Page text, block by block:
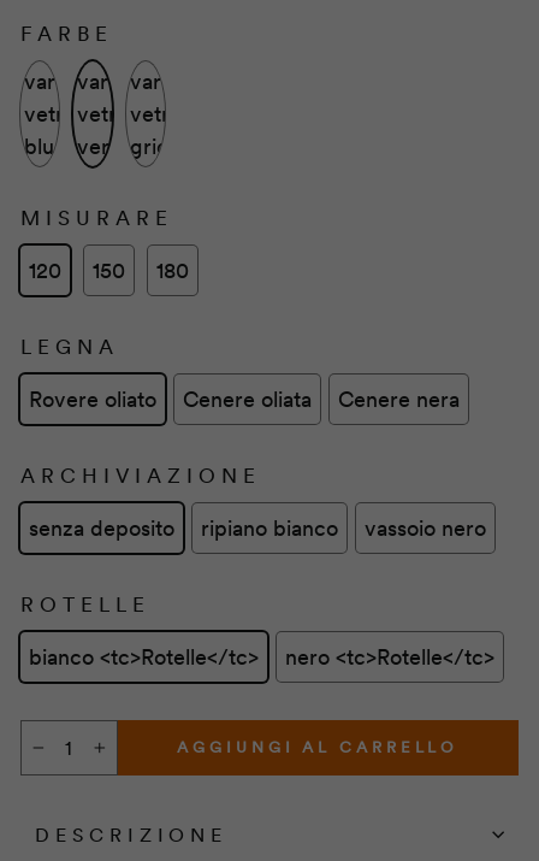
FARBE
variante
vetro
blu
variante
vetro
verde
variante
vetro
grigio
MISURARE
120 150 180
LEGNA
Rovere oliato Cenere oliata Cenere nera
ARCHIVIAZIONE
senza deposito ripiano bianco vassoio nero
ROTELLE
bianco <tc>Rotelle</tc> nero <tc>Rotelle</tc>
AGGIUNGI AL CARRELLO
DESCRIZIONE